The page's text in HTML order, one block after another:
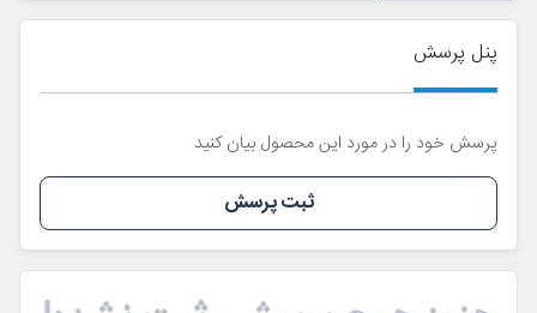
پنل پرسش
پرسش خود را در مورد این محصول بیان کنید
ثبت پرسش